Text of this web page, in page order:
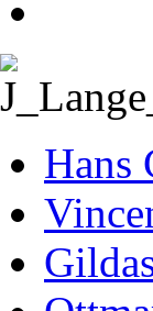
Hans